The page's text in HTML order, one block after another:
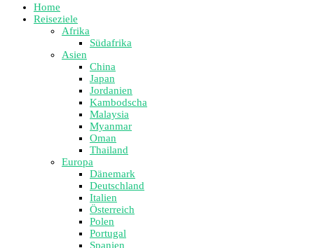
Home
Reiseziele
Afrika
Südafrika
Asien
China
Japan
Jordanien
Kambodscha
Malaysia
Myanmar
Oman
Thailand
Europa
Dänemark
Deutschland
Italien
Österreich
Polen
Portugal
Spanien